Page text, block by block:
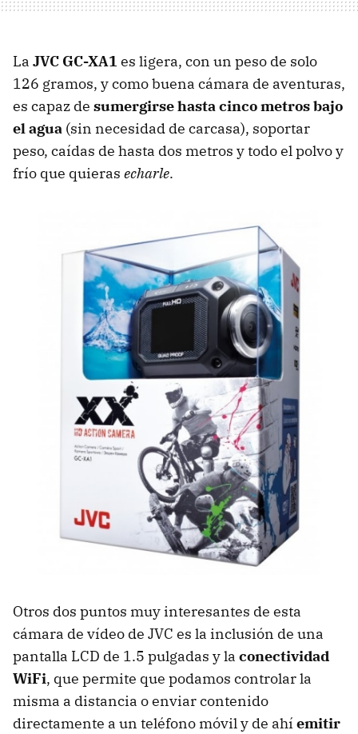
La JVC GC-XA1 es ligera, con un peso de solo
126 gramos, y como buena cámara de aventuras,
es capaz de sumergirse hasta cinco metros bajo
el agua (sin necesidad de carcasa), soportar
peso, caídas de hasta dos metros y todo el polvo y
frío que quieras echarle.
Otros dos puntos muy interesantes de esta
cámara de vídeo de JVC es la inclusión de una
pantalla LCD de 1.5 pulgadas y la conectividad
WiFi, que permite que podamos controlar la
misma a distancia o enviar contenido
directamente a un teléfono móvil y de ahí emitir